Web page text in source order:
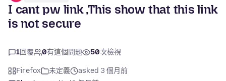
I cant pw link ,This show that this link
is not secure
1回覆 0有這個問題 50次檢視
Firefox 未定義
asked 3 個月前